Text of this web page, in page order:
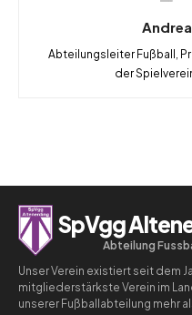
Abteilungsleiter Fußball,
der
SpVgg
Abteilung
Unser Verein existiert seit dem
mitgliederstärkste Verein im
unserer Fußballabteilung mehr